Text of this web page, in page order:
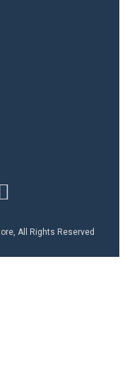
All Rights Reserved